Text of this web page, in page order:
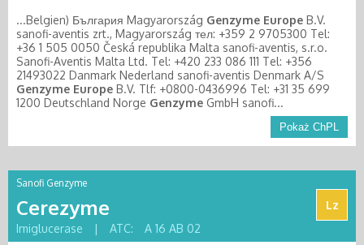
...Belgien) България Magyarország Genzyme Europe B.V.
sanofi-aventis zrt., Magyarország тел: +359 2 9705300 Tel:
+36 1 505 0050 Česká republika Malta sanofi-aventis, s.r.o.
Sanofi-Aventis Malta Ltd. Tel: +420 233 086 111 Tel: +356
21493022 Danmark Nederland sanofi-aventis Denmark A/S
Genzyme Europe B.V. Tlf: +0800-0436996 Tel: +31 35 699
1200 Deutschland Norge Genzyme GmbH sanofi...
Pokaż ChPL
Sanofi Genzyme
Cerezyme
Lz
Imiglucerase
| ATC: A 16 AB 02